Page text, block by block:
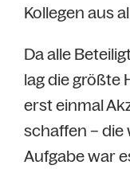
Kollegen aus
Da alle
lag die größte
erst einmal
schaffen –
Aufgabe war